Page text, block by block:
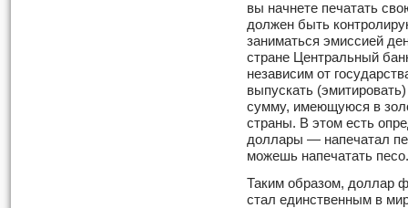
вы начнете печатать
должен быть
заниматься эмиссией
стране Центральный
независим от
выпускать
сумму, имеющуюся в
страны. В этом есть
доллары — напечатал
можешь напечатать песо.
Таким образом, доллар
стал единственным в